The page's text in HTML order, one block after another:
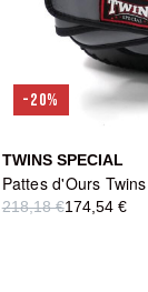
-20%
TWINS SPECIAL
218,18 €174,54 €